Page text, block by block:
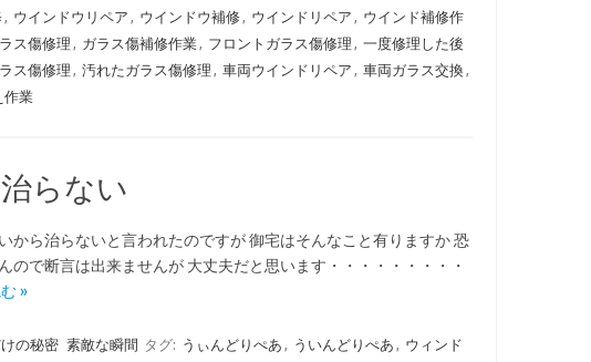
, ウインドウリペア , ウインドウ補修, ウインドリペア , ウインド補修作
ス傷修理 , ガラス傷補修作業, フロントガラス傷修理 , 一度修理した後
ス傷修理 , 汚れたガラス傷修理 , 車両ウインドリペア , 車両ガラス交換,
作業
らない
から治らないと言われたのですが 御宅はそんなこと有りますか 恐
ので断言は出来ませんが 大丈夫だと思います・・・・・・・・・
»
の秘密 素敵な瞬間 タグ: うぃんどりぺあ , ういんどりぺあ , ウィンド